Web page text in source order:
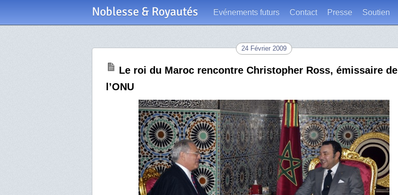
Noblesse & Royautés Evénements futurs Contact Presse Soutien
24 Février 2009
Le roi du Maroc rencontre Christopher Ross, émissaire de
l’ONU